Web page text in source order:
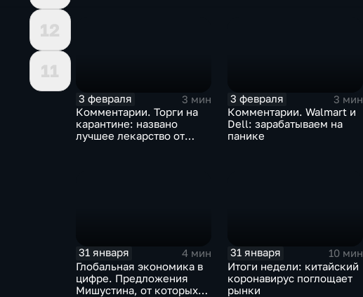
12
11
3 февраля
3 мин
Комментарии. Торги на
карантине: названо
лучшее лекарство от
3 февраля
3 мин
Комментарии. Walmart и
Dell: зарабатываем на
панике
31 января
4 мин
Глобальная экономика в
цифре. Предложения
Мишустина, от которых
31 января
10 мин
Итоги недели: китайский
коронавирус поглощает
рынки